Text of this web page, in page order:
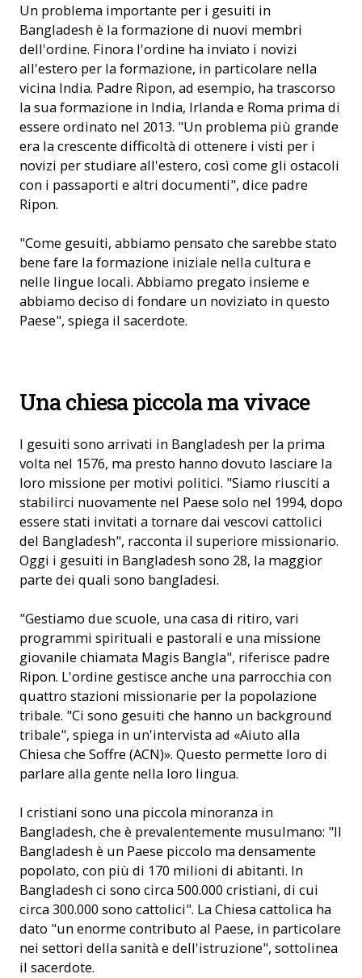
Un problema importante per i gesuiti in
Bangladesh è la formazione di nuovi membri
dell'ordine. Finora l'ordine ha inviato i novizi
all'estero per la formazione, in particolare nella
vicina India. Padre Ripon, ad esempio, ha trascorso
la sua formazione in India, Irlanda e Roma prima di
essere ordinato nel 2013. "Un problema più grande
era la crescente difficoltà di ottenere i visti per i
novizi per studiare all'estero, così come gli ostacoli
con i passaporti e altri documenti", dice padre
Ripon.
"Come gesuiti, abbiamo pensato che sarebbe stato
bene fare la formazione iniziale nella cultura e
nelle lingue locali. Abbiamo pregato insieme e
abbiamo deciso di fondare un noviziato in questo
Paese", spiega il sacerdote.
Una chiesa piccola ma vivace
I gesuiti sono arrivati in Bangladesh per la prima
volta nel 1576, ma presto hanno dovuto lasciare la
loro missione per motivi politici. "Siamo riusciti a
stabilirci nuovamente nel Paese solo nel 1994, dopo
essere stati invitati a tornare dai vescovi cattolici
del Bangladesh", racconta il superiore missionario.
Oggi i gesuiti in Bangladesh sono 28, la maggior
parte dei quali sono bangladesi.
"Gestiamo due scuole, una casa di ritiro, vari
programmi spirituali e pastorali e una missione
giovanile chiamata Magis Bangla", riferisce padre
Ripon. L'ordine gestisce anche una parrocchia con
quattro stazioni missionarie per la popolazione
tribale. "Ci sono gesuiti che hanno un background
tribale", spiega in un'intervista ad «Aiuto alla
Chiesa che Soffre (ACN)». Questo permette loro di
parlare alla gente nella loro lingua.
I cristiani sono una piccola minoranza in
Bangladesh, che è prevalentemente musulmano: "Il
Bangladesh è un Paese piccolo ma densamente
popolato, con più di 170 milioni di abitanti. In
Bangladesh ci sono circa 500.000 cristiani, di cui
circa 300.000 sono cattolici". La Chiesa cattolica ha
dato "un enorme contributo al Paese, in particolare
nei settori della sanità e dell'istruzione", sottolinea
il sacerdote.